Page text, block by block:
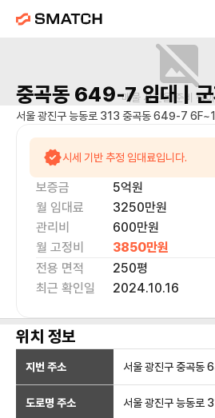
매물 사진을 준비 중
중곡동 649-7임대 |
서울 광진구 능동로 313 중곡동 649-7
시세 기반 추정 임대료입니다.
보증금 5억원
월 임대료
3250만원
관리비
600만원
월 고정비
3850만원
전용 면적
250평
최근 확인일
2024.10.16
위치 정보
지번 주소 서울 광진구 중곡동
도로명 주소 서울 광진구 능동로